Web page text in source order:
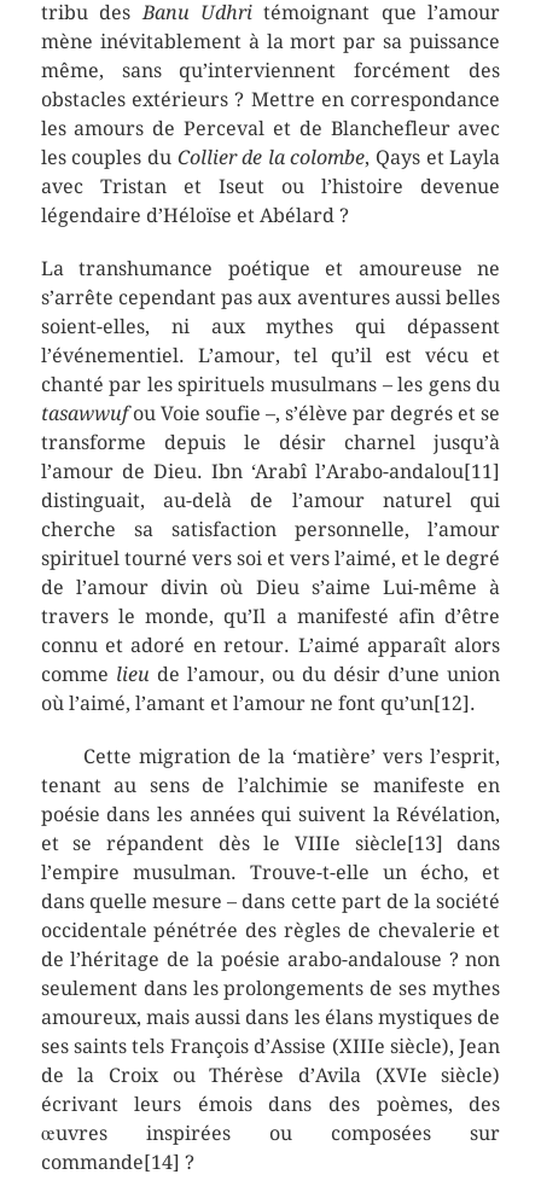
tribu desBanu Udhri témoignant que l’amour
mène inévitablement à la mort par sa puissance
même, sans qu’interviennent forcément des
obstacles extérieurs ? Mettre en correspondance
les amours de Perceval et de Blanchefleur avec
les couples du Collier de la colombe, Qays et Layla
avec Tristan et Iseut ou l’histoire devenue
légendaire d’Héloïse et Abélard ?
La transhumance poétique et amoureuse ne
s’arrête cependant pas aux aventures aussi belles
soient-elles, ni aux mythes qui dépassent
l’événementiel. L’amour, tel qu’il est vécu et
chanté par les spirituels musulmans – les gens du
tasawwufou Voie soufie –, s’élève par degrés et se
transforme depuis le désir charnel jusqu’à
l’amour de Dieu. Ibn ‘Arabî l’Arabo-andalou[11]
distinguait, au-delà de l’amour naturel qui
cherche sa satisfaction personnelle, l’amour
spirituel tourné vers soi et vers l’aimé, et le degré
de l’amour divin où Dieu s’aime Lui-même à
travers le monde, qu’Il a manifesté afin d’être
connu et adoré en retour. L’aimé apparaît alors
comme lieu de l’amour, ou du désir d’une union
où l’aimé, l’amant et l’amour ne font qu’un[12].
Cette migration de la ‘matière’ vers l’esprit,
tenant au sens de l’alchimie se manifeste en
poésie dans les années qui suivent la Révélation,
et se répandent dès le VIIIe siècle[13] dans
l’empire musulman. Trouve-t-elle un écho, et
dans quelle mesure – dans cette part de la société
occidentale pénétrée des règles de chevalerie et
de l’héritage de la poésie arabo-andalouse ? non
seulement dans les prolongements de ses mythes
amoureux, mais aussi dans les élans mystiques de
ses saints tels François d’Assise (XIIIe siècle), Jean
de la Croix ou Thérèse d’Avila (XVIe siècle)
écrivant leurs émois dans des poèmes, des
œuvres inspirées ou composées sur
commande[14] ?